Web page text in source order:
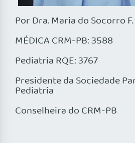
Por Dra. Maria do Socorro
MÉDICA CRM-PB: 3588
Pediatria RQE: 3767
Presidente da Sociedade
Pediatria
Conselheira do CRM-PB